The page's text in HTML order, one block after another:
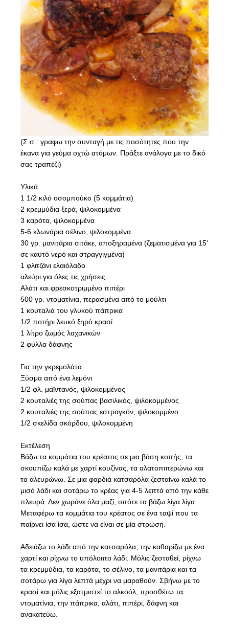
(Σ.σ.: γραφω την συνταγή με τις ποσότητες που την
έκανα για γεύμα οχτώ ατόμων. Πράξτε ανάλογα με το δικό
σας τραπέζι)
Υλικά
1 1/2 κιλό οσομπούκο (5 κομμάτια)
2 κρεμμύδια ξερά, ψιλοκομμένα
3 καρότα, ψιλοκομμένα
5-6 κλωνάρια σέλινο, ψιλοκομμένα
30 γρ. μανιτάρια σιτάκε, αποξηραμένα (ζεματισμένα για 15'
σε καυτό νερό και στραγγιγμένα)
1 φλιτζάνι ελαιόλαδο
αλεύρι για όλες τις χρήσεις
Αλάτι και φρεσκοτριμμένο πιπέρι
500 γρ. ντοματίνια, περασμένα από το μούλτι
1 κουταλιά του γλυκού πάπρικα
1/2 ποτήρι λευκό ξηρό κρασί
1 λίτρο ζωμός λαχανικών
2 φύλλα δάφνης
Για την γκρεμολάτα
Ξύσμα από ένα λεμόνι
1/2 φλ. μαϊντανός, ψιλοκομμένος
2 κουταλιές της σούπας βασιλικός, ψιλοκομμένος
2 κουταλιές της σούπας εστραγκόν, ψιλοκομμένο
1/2 σκελίδα σκόρδου, ψιλοκομμένη
Εκτέλεση
Βάζω τα κομμάτια του κρέατος σε μια βάση κοπής, τα
σκουπίζω καλά με χαρτί κουζίνας, τα αλατοπιπερώνω και
τα αλευρώνω. Σε μια φαρδιά κατσαρόλα ζεσταίνω καλά το
μισό λάδι και σοτάρω το κρέας για 4-5 λεπτά από την κάθε
πλευρά. Δεν χωράνε όλα μαζί, οπότε τα βάζω λίγα λίγα.
Μεταφέρω τα κομμάτια του κρέατος σε ένα ταψί που τα
παίρνει ίσα ίσα, ώστε να είναι σε μία στρώση.
Αδειάζω το λάδι από την κατσαρόλα, την καθαρίζω με ένα
χαρτί και ρίχνω το υπόλοιπο λάδι. Μόλις ζεσταθεί, ρίχνω
τα κρεμμύδια, τα καρότα, το σέλινο, τα μανιτάρια και τα
σοτάρω για λίγα λεπτά μέχρι να μαραθούν. Σβήνω με το
κρασί και μόλις εξατμιστεί το αλκοόλ, προσθέτω τα
ντοματίνια, την πάπρικα, αλάτι, πιπέρι, δάφνη και
ανακατεύω.